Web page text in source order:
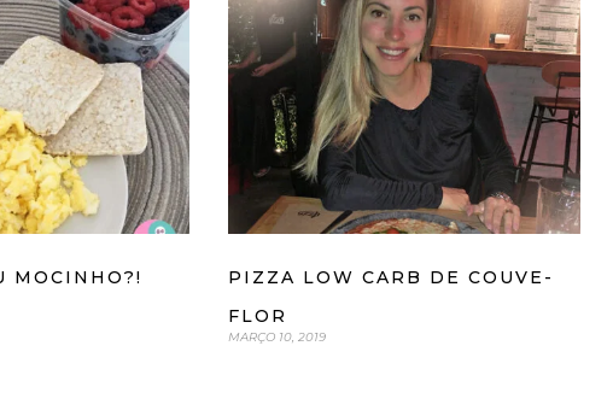
MOCINHO?!
PIZZA LOW CARB DE COUVE-
FLOR
MARÇO 10, 2019